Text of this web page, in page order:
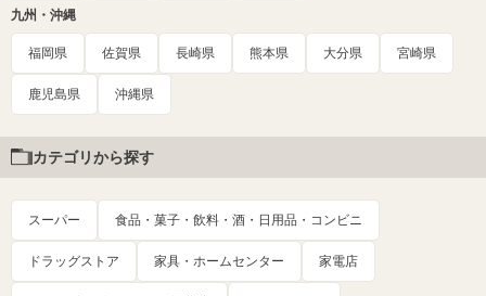
九州・沖縄
福岡県 佐賀県 長崎県 熊本県 大分県 宮崎県
鹿児島県 沖縄県
カテゴリから探す
スーパー 食品・菓子・飲料・酒・日用品・コンビニ
ドラッグストア 家具・ホームセンター 家電店